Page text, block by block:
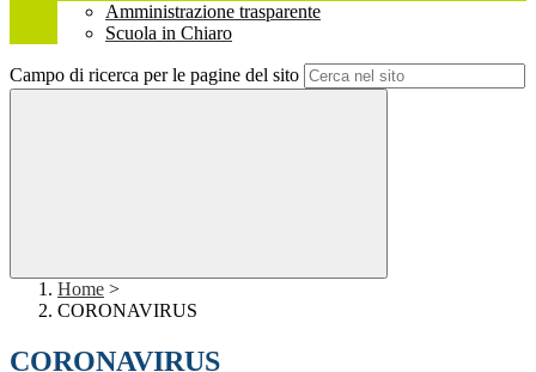
Amministrazione trasparente
Scuola in Chiaro
Campo di ricerca per le pagine del sito
Home >
CORONAVIRUS
CORONAVIRUS